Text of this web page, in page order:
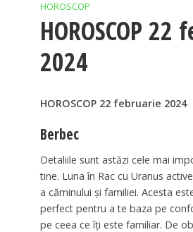
HOROSCOP
HOROSCOP
2024
HOROSCOP 22 februarie 2024
Berbec
Detaliile sunt astăzi cele mai
tine. Luna în Rac cu Uranus
a căminului și familiei. Acesta
perfect pentru a te baza pe
pe ceea ce îți este familiar. De